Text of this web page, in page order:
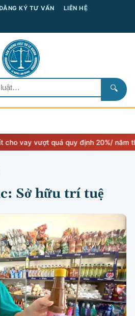
KÝ TƯ VẤN LIÊN HỆ
🔍
vay vượt quá quy định 20%/ năm thì
Sở hữu trí tuệ